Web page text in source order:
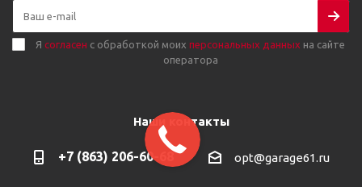
Я согласен с обработкой моих персональных данных на сайте
оператора
Наши контакты
+7 (863) 206-60-68 opt@garage61.ru